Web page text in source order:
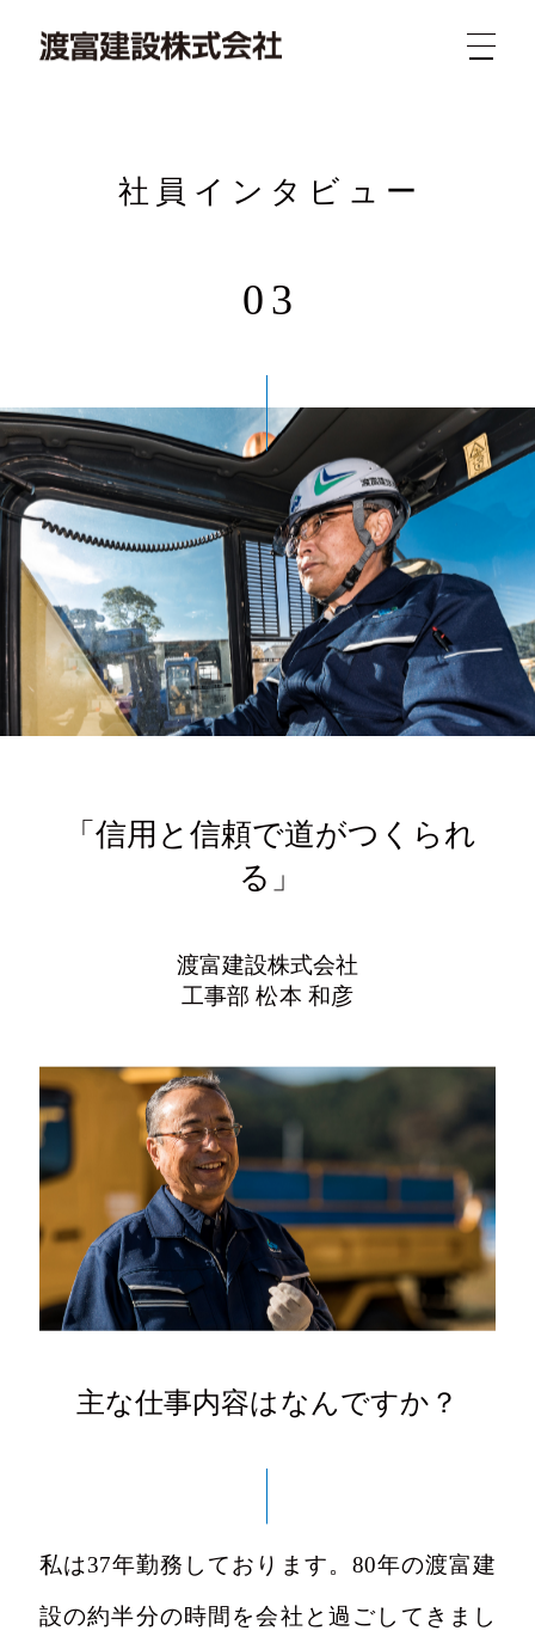
求人 実績 問合
写真
〒963-1411
社員インタビュー
03
「信用と信頼で道がつくられ
る」
渡富建設株式会社
工事部 松本 和彦
主な仕事内容はなんですか？
私は37年勤務しております。80年の渡富建
設の約半分の時間を会社と過ごしてきまし